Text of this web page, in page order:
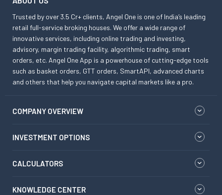
Trusted by over 3.5 Cr+ clients, Angel One is one of India’s leading
retail full-service broking houses. We offer a wide range of
innovative services, including online trading and investing,
advisory, margin trading facility, algorithmic trading, smart
orders, etc. Angel One App is a powerhouse of cutting-edge tools
such as basket orders, GTT orders, SmartAPI, advanced charts
and others that help you navigate capital markets like a pro.
COMPANY OVERVIEW
INVESTMENT OPTIONS
CALCULATORS
KNOWLEDGE CENTER